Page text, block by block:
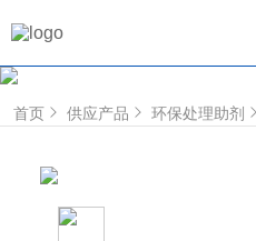
首页 供应产品 环保处理助剂